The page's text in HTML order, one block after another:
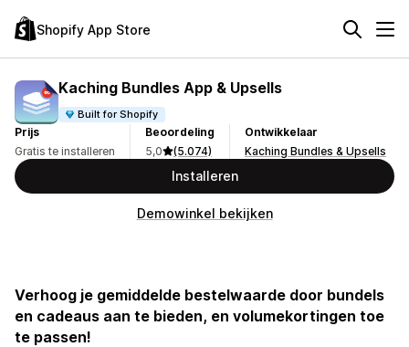
Shopify App Store
Kaching Bundles App & Upsells
Built for Shopify
Prijs
Gratis te installeren
Beoordeling
5,0
(5.074)
Ontwikkelaar
Kaching Bundles & Upsells
Installeren
Demowinkel bekijken
Verhoog je gemiddelde bestelwaarde door bundels
en cadeaus aan te bieden, en volumekortingen toe
te passen!